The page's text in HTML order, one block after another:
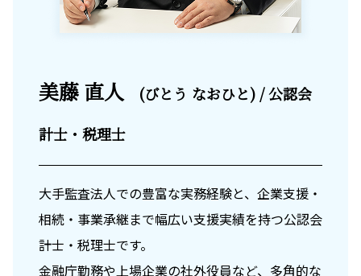
美藤 直人
(びとう なおひと) / 公認会
計士・税理士
大手監査法人での豊富な実務経験と、企業支援・
相続・事業承継まで幅広い支援実績を持つ公認会
計士・税理士です。
金融庁勤務や上場企業の社外役員など、多角的な